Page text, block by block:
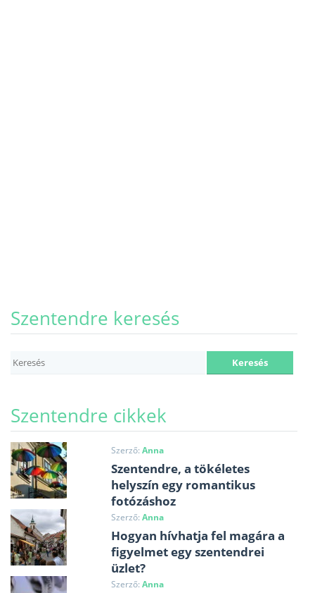
Szentendre keresés
Szentendre cikkek
Szerző: Anna
Szentendre, a tökéletes
helyszín egy romantikus
fotózáshoz
Szerző: Anna
Hogyan hívhatja fel magára a
figyelmet egy szentendrei
üzlet?
Szerző: Anna